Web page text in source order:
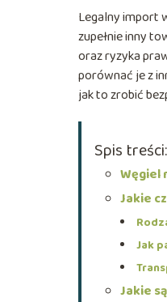
Legalny import
zupełnie inny
oraz ryzyka
porównać je z
jak to zrobić
Spis treści:
Węgiel
Jakie
Jak
Jakie